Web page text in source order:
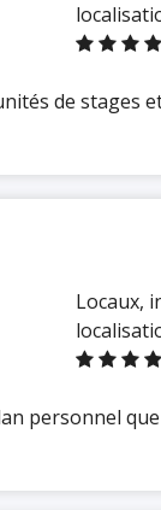
de stages
Locaux,
personnel